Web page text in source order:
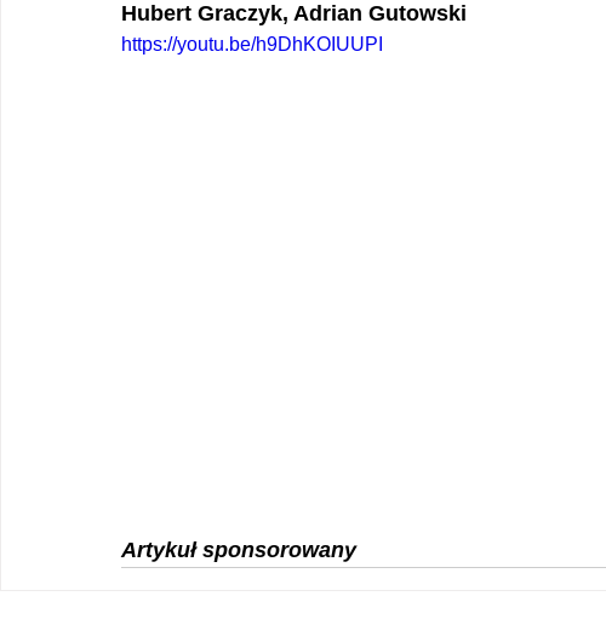
Hubert Graczyk, Adrian Gutowski
https://youtu.be/h9DhKOIUUPI
Artykuł sponsorowany